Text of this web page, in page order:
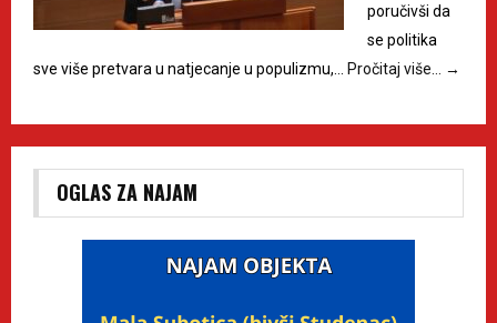
poručivši da
se politika
sve više pretvara u natjecanje u populizmu,… Pročitaj više… →
OGLAS ZA NAJAM